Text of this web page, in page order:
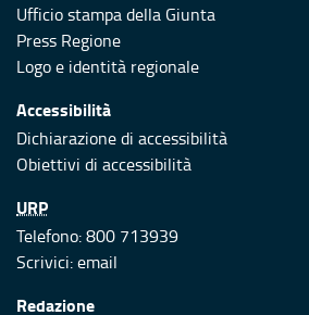
Ufficio stampa della Giunta
Press Regione
Logo e identità regionale
Accessibilità
Dichiarazione di accessibilità
Obiettivi di accessibilità
URP
Telefono: 800 713939
Scrivici:email
Redazione